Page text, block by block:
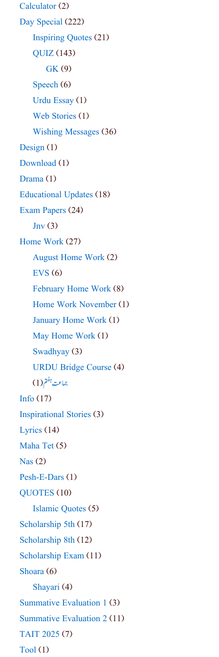
Calculator (2)
Day Special (222)
Inspiring Quotes (21)
QUIZ (143)
GK (9)
Speech (6)
Urdu Essay (1)
Web Stories (1)
Wishing Messages (36)
Design (1)
Download (1)
Drama (1)
Educational Updates (18)
Exam Papers (24)
Jnv (3)
Home Work (27)
August Home Work (2)
EVS (6)
February Home Work (8)
Home Work November (1)
January Home Work (1)
May Home Work (1)
Swadhyay (3)
URDU Bridge Course (4)
جماعت ہفتم(1)
Info (17)
Inspirational Stories (3)
Lyrics (14)
Maha Tet (5)
Nas (2)
Pesh-E-Dars (1)
QUOTES (10)
Islamic Quotes (5)
Scholarship 5th (17)
Scholarship 8th (12)
Scholarship Exam (11)
Shoara (6)
Shayari (4)
Summative Evaluation 1 (3)
Summative Evaluation 2 (11)
TAIT 2025 (7)
Tool (1)